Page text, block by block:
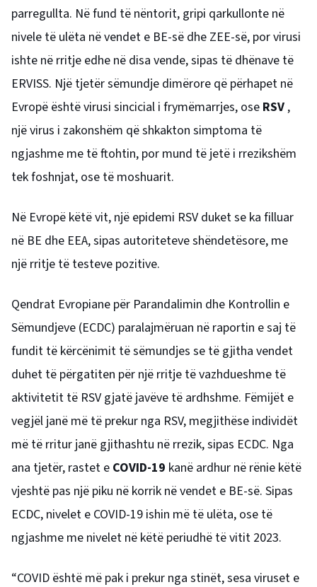
parregullta. Në fund të nëntorit, gripi qarkullonte në
nivele të ulëta në vendet e BE-së dhe ZEE-së, por virusi
ishte në rritje edhe në disa vende, sipas të dhënave të
ERVISS. Një tjetër sëmundje dimërore që përhapet në
Evropë është virusi sincicial i frymëmarrjes, ose RSV ,
një virus i zakonshëm që shkakton simptoma të
ngjashme me të ftohtin, por mund të jetë i rrezikshëm
tek foshnjat, ose të moshuarit.
Në Evropë këtë vit, një epidemi RSV duket se ka filluar
në BE dhe EEA, sipas autoriteteve shëndetësore, me
një rritje të testeve pozitive.
Qendrat Evropiane për Parandalimin dhe Kontrollin e
Sëmundjeve (ECDC) paralajmëruan në raportin e saj të
fundit të kërcënimit të sëmundjes se të gjitha vendet
duhet të përgatiten për një rritje të vazhdueshme të
aktivitetit të RSV gjatë javëve të ardhshme. Fëmijët e
vegjël janë më të prekur nga RSV, megjithëse individët
më të rritur janë gjithashtu në rrezik, sipas ECDC. Nga
ana tjetër, rastet e COVID-19 kanë ardhur në rënie këtë
vjeshtë pas një piku në korrik në vendet e BE-së. Sipas
ECDC, nivelet e COVID-19 ishin më të ulëta, ose të
ngjashme me nivelet në këtë periudhë të vitit 2023.
“COVID është më pak i prekur nga stinët, sesa viruset e